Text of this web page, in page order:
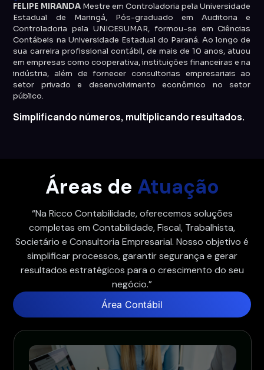
FELIPE MIRANDA Mestre em Controladoria pela Universidade
Estadual de Maringá, Pós-graduado em Auditoria e
Controladoria pela UNICESUMAR, formou-se em Ciências
Contábeis na Universidade Estadual do Paraná. Ao longo de
sua carreira profissional contábil, de mais de 10 anos, atuou
em empresas como cooperativa, instituições financeiras e na
indústria, além de fornecer consultorias empresariais ao
setor privado e desenvolvimento econômico no setor
público.
Simplificando números, multiplicando resultados.
Áreas de Atuação
“Na Ricco Contabilidade, oferecemos soluções
completas em Contabilidade, Fiscal, Trabalhista,
Societário e Consultoria Empresarial. Nosso objetivo é
simplificar processos, garantir segurança e gerar
resultados estratégicos para o crescimento do seu
negócio.”
Área Contábil